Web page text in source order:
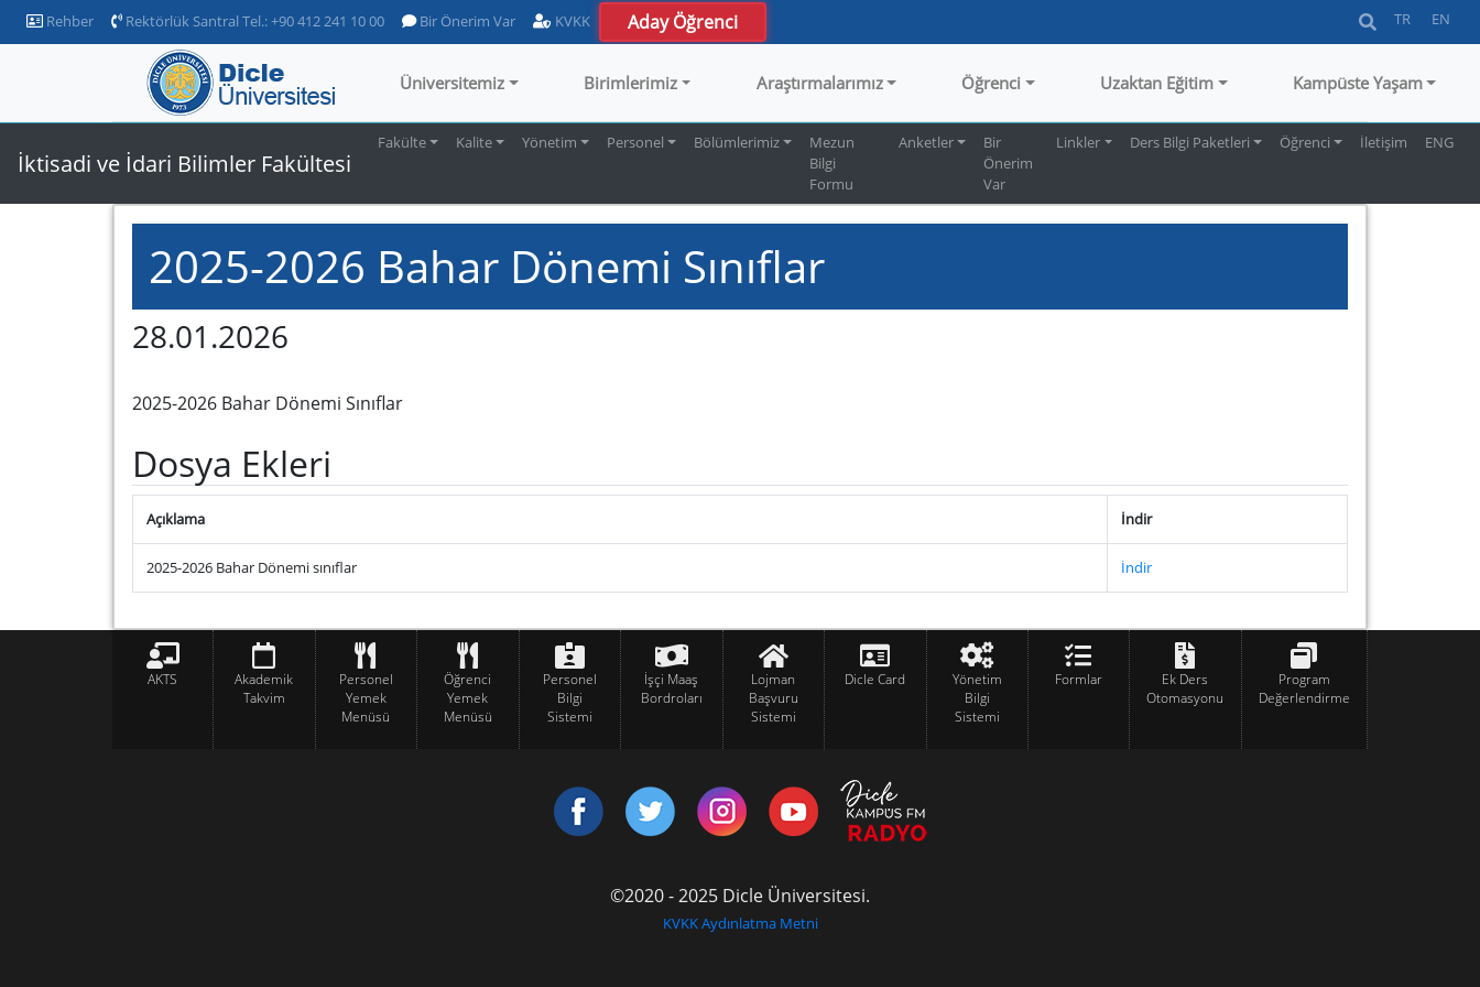
Rehber Rektörlük Santral Tel.: +90 412 241 10 00 Bir Önerim Var KVKK Aday Öğrenci TR EN
Üniversitemiz Birimlerimiz Araştırmalarımız Öğrenci Uzaktan Eğitim Kampüste Yaşam
İktisadi ve İdari Bilimler Fakültesi
Fakülte Kalite Yönetim Personel Bölümlerimiz
Mezun
Bilgi
Formu
Anketler
Bir
Önerim
Var
Linkler Ders Bilgi Paketleri Öğrenci İletişim ENG
2025-2026 Bahar Dönemi Sınıflar
28.01.2026
2025-2026 Bahar Dönemi Sınıflar
Dosya Ekleri
Açıklama İndir
2025-2026 Bahar Dönemi sınıflar İndir
AKTS
Akademik
Takvim
Personel
Yemek
Menüsü
Öğrenci
Yemek
Menüsü
Personel
Bilgi
Sistemi
İşçi Maaş
Bordroları
Lojman
Başvuru
Sistemi
Dicle Card
Yönetim
Bilgi
Sistemi
Formlar
Ek Ders
Otomasyonu
Program
Değerlendirme
©2020 - 2025 Dicle Üniversitesi.
KVKK Aydınlatma Metni